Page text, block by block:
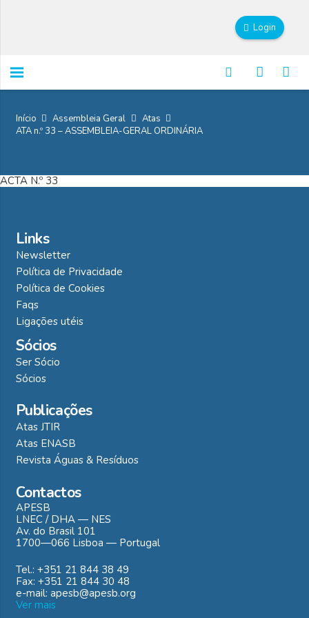
Login
Início Assembleia Geral
Atas
ATA n.º 33 – ASSEMBLEIA-GERAL ORDINÁRIA
ACTA N.º 33
Links
Newsletter
Política de Privacidade
Política de Cookies
Faqs
Ligações utéis
Sócios
Ser Sócio
Sócios
Publicações
Atas JTIR
Atas ENASB
Revista Águas & Resíduos
Contactos
APESB
LNEC / DHA — NES
Av. do Brasil 101
1700—066 Lisboa — Portugal
Tel.: +351 21 844 38 49
Fax: +351 21 844 30 48
e-mail: apesb@apesb.org
Ver mais